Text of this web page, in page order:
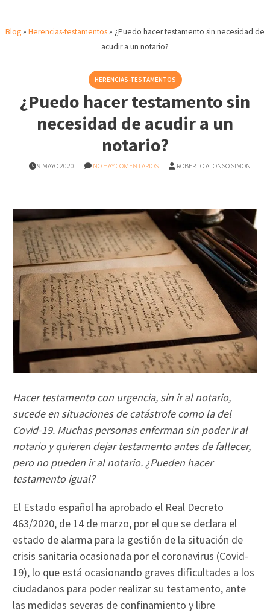
Blog» Herencias-testamentos» ¿Puedo hacer testamento sin necesidad de
acudir a un notario?
HERENCIAS-TESTAMENTOS
¿Puedo hacer testamento sin
necesidad de acudir a un
notario?
9 MAYO 2020 NO HAY COMENTARIOS ROBERTO ALONSO SIMON
Hacer testamento con urgencia, sin ir al notario,
sucede en situaciones de catástrofe como la del
Covid-19. Muchas personas enferman sin poder ir al
notario y quieren dejar testamento antes de fallecer,
pero no pueden ir al notario. ¿Pueden hacer
testamento igual?
El Estado español ha aprobado el Real Decreto
463/2020, de 14 de marzo, por el que se declara el
estado de alarma para la gestión de la situación de
crisis sanitaria ocasionada por el coronavirus (Covid-
19), lo que está ocasionando graves dificultades a los
ciudadanos para poder realizar su testamento, ante
las medidas severas de confinamiento y libre